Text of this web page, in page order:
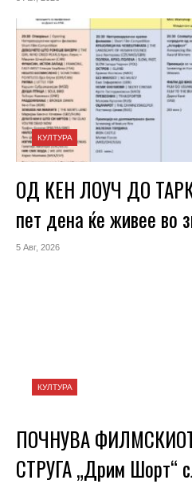
КУЛТУРА
ОД КЕН ЛОУЧ ДО
пет дена ќе живее во
5 Авг, 2026
КУЛТУРА
ПОЧНУВА
СТРУГА „Дрим Шорт“